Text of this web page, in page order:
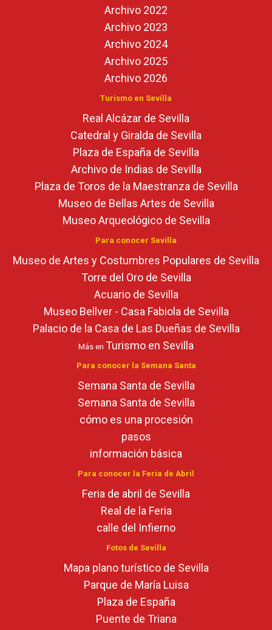
Archivo 2022
Archivo 2023
Archivo 2024
Archivo 2025
Archivo 2026
Turismo en Sevilla
Real Alcázar de Sevilla
Catedral y Giralda de Sevilla
Plaza de España de Sevilla
Archivo de Indias de Sevilla
Plaza de Toros de la Maestranza de Sevilla
Museo de Bellas Artes de Sevilla
Museo Arqueológico de Sevilla
Para conocer Sevilla
Museo de Artes y Costumbres Populares de Sevilla
Torre del Oro de Sevilla
Acuario de Sevilla
Museo Bellver - Casa Fabiola de Sevilla
Palacio de la Casa de Las Dueñas de Sevilla
Más en Turismo en Sevilla
Para conocer la Semana Santa
Semana Santa de Sevilla
Semana Santa de Sevilla
cómo es una procesión
pasos
información básica
Para conocer la Feria de Abril
Feria de abril de Sevilla
Real de la Feria
calle del Infierno
Fotos de Sevilla
Mapa plano turístico de Sevilla
Parque de María Luisa
Plaza de España
Puente de Triana